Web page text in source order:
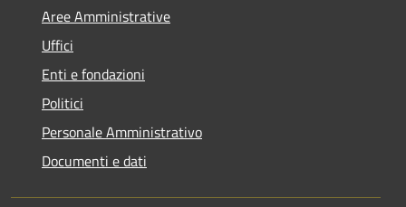
Aree Amministrative
Uffici
Enti e fondazioni
Politici
Personale Amministrativo
Documenti e dati